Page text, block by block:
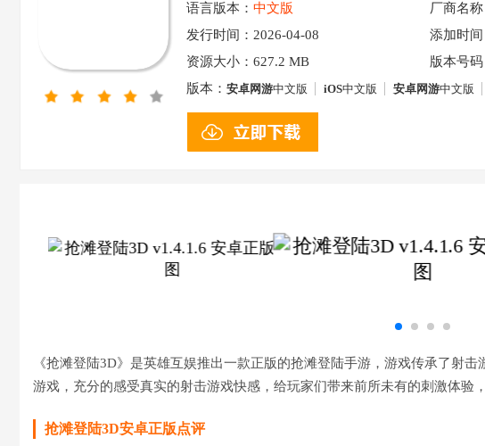
语言版本： 中文版 厂商名称
发行时间：2026-04-08
添加时间
资源大小： 627.2 MB
版本号
版本： 安卓网游中文版 iOS中文版 安卓网游中文版
《抢滩登陆3D》是英雄互娱推出一款正版的抢滩登陆手游，游戏传承了射
游戏，充分的感受真实的射击游戏快感，给玩家们带来前所未有的刺激体验
抢滩登陆3D安卓正版点评